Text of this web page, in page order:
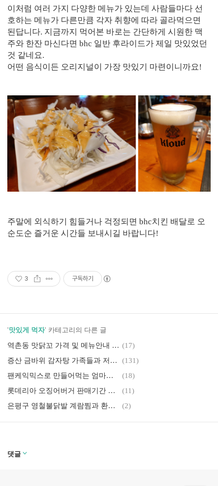
이처럼 여러 가지 다양한 메뉴가 있는데 사람들마다 선
호하는 메뉴가 다른만큼 각자 취향에 따라 골라먹으면
된답니다. 지금까지 먹어본 바로는 간단하게 시원한 맥
주와 한잔 마신다면 bhc 일반 후라이드가 제일 맛있었던
것 같네요.
어떤 음식이든 오리지널이 가장 맛있기 마련이니까요!
주말에 외식하기 힘들거나 걱정되면 bhc치킨 배달로 오
순도순 즐거운 시간들 보내시길 바랍니다!
3 구독하기
'맛있게 먹자' 카테고리의 다른 글
역촌동 맛닭꼬 가격 및 메뉴안내 저렴하고 맛도 일품이죠! (17)
증산 금바위 감자탕 가족들과 저녁식사, 제로페이 사용처 확인
(131)
팬케익믹스로 만들어먹는 엄마표 간식
(18)
롯데리아 오징어버거 판매기간 끝나기전에 먹어보세요~
(11)
은평구 영철불닭발 계람찜과 환상의 궁합
(2)
댓글